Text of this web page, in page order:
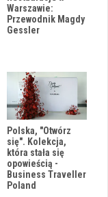
Warszawie:
Przewodnik Magdy
Gessler
Polska, "Otwórz
się". Kolekcja,
która stała się
opowieścią -
Business Traveller
Poland